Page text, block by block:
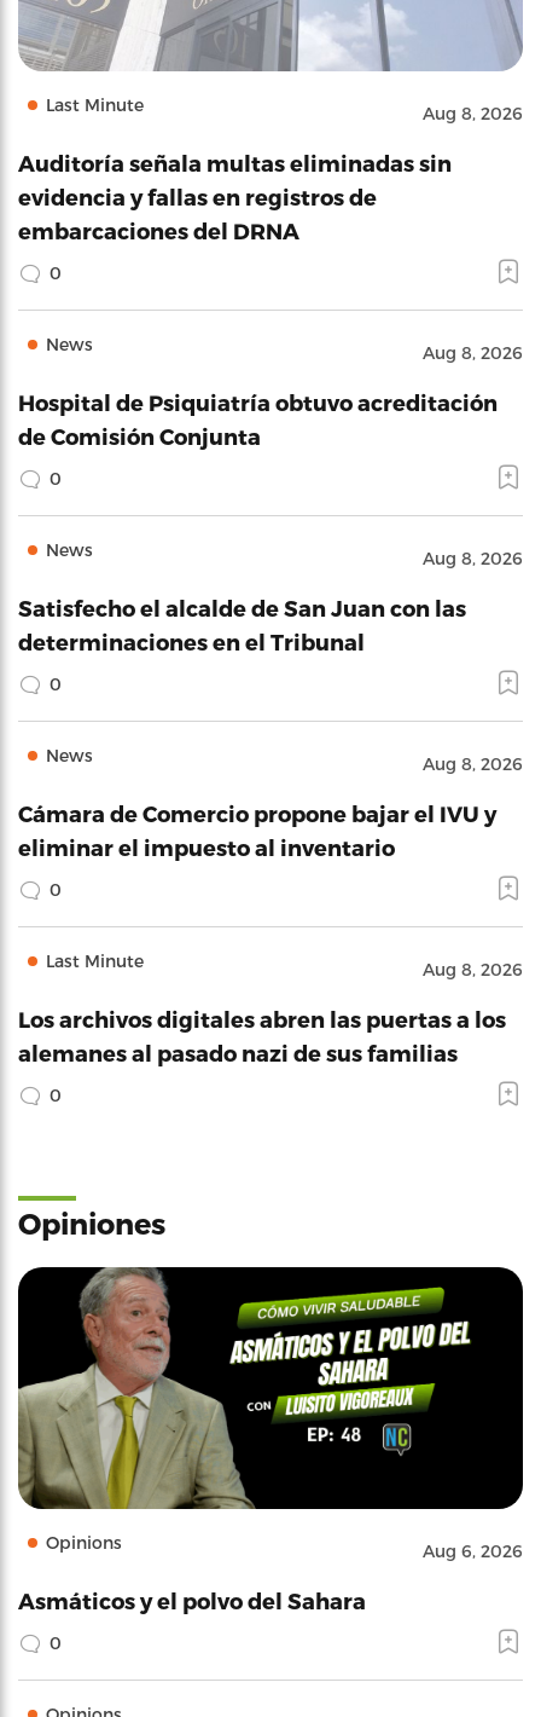
Last Minute Aug 8, 2026
Auditoría señala multas eliminadas sin
evidencia y fallas en registros de
embarcaciones del DRNA
0
News Aug 8, 2026
Hospital de Psiquiatría obtuvo acreditación
de Comisión Conjunta
0
News Aug 8, 2026
Satisfecho el alcalde de San Juan con las
determinaciones en el Tribunal
0
News Aug 8, 2026
Cámara de Comercio propone bajar el IVU y
eliminar el impuesto al inventario
0
Last Minute Aug 8, 2026
Los archivos digitales abren las puertas a los
alemanes al pasado nazi de sus familias
0
Opiniones
Opinions Aug 6, 2026
Asmáticos y el polvo del Sahara
0